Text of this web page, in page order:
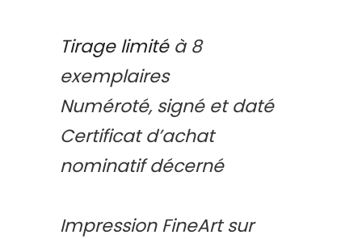
Tirage limitéà 8
exemplaires
Numéroté, signé et daté
Certificat d’achat
nominatif décerné
Impression FineArt sur